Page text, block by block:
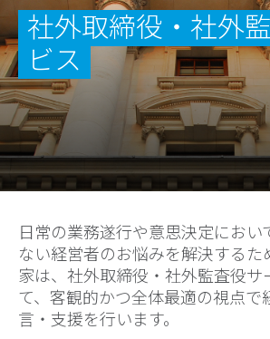
社外取締役・社外
ビス
日常の業務遂行や意思決定におい
ない経営者のお悩みを解決するた
家は、社外取締役・社外監査役サ
て、客観的かつ全体最適の視点で
言・支援を行います。